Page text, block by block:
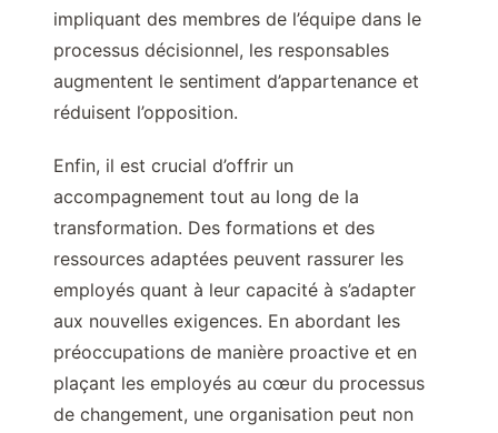
impliquant des membres de l’équipe dans le
processus décisionnel, les responsables
augmentent le sentiment d’appartenance et
réduisent l’opposition.
Enfin, il est crucial d’offrir un
accompagnement tout au long de la
transformation. Des formations et des
ressources adaptées peuvent rassurer les
employés quant à leur capacité à s’adapter
aux nouvelles exigences. En abordant les
préoccupations de manière proactive et en
plaçant les employés au cœur du processus
de changement, une organisation peut non